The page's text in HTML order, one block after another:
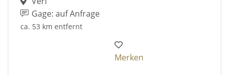
Gage: auf Anfrage
ca. 53 km entfernt
Merken